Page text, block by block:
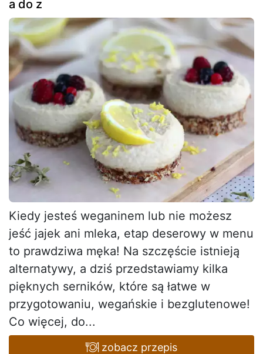
a do z
Kiedy jesteś weganinem lub nie możesz
jeść jajek ani mleka, etap deserowy w menu
to prawdziwa męka! Na szczęście istnieją
alternatywy, a dziś przedstawiamy kilka
pięknych serników, które są łatwe w
przygotowaniu, wegańskie i bezglutenowe!
Co więcej, do...
zobacz przepis